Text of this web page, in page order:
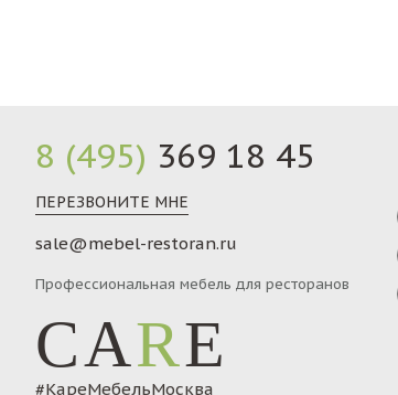
8 (495) 369 18 45
ПЕРЕЗВОНИТЕ МНЕ
sale@mebel-restoran.ru
Профессиональная мебель для ресторанов
CARE
#КареМебельМосква